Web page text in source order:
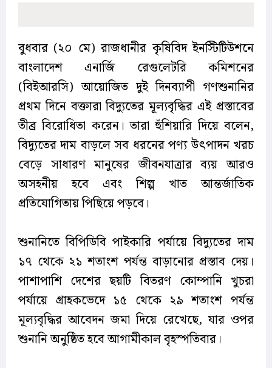
বুধবার (২০ মে) রাজধানীর কৃষিবিদ ইনস্টিটিউশনে
বাংলাদেশ এনার্জি রেগুলেটরি কমিশনের
(বিইআরসি) আয়োজিত দুই দিনব্যাপী গণশুনানির
প্রথম দিনে বক্তারা বিদ্যুতের মূল্যবৃদ্ধির এই প্রস্তাবের
তীব্র বিরোধিতা করেন। তারা হুঁশিয়ারি দিয়ে বলেন,
বিদ্যুতের দাম বাড়লে সব ধরনের পণ্য উৎপাদন খরচ
বেড়ে সাধারণ মানুষের জীবনযাত্রার ব্যয় আরও
অসহনীয় হবে এবং শিল্প খাত আন্তর্জাতিক
প্রতিযোগিতায় পিছিয়ে পড়বে।
শুনানিতে বিপিডিবি পাইকারি পর্যায়ে বিদ্যুতের দাম
১৭ থেকে ২১ শতাংশ পর্যন্ত বাড়ানোর প্রস্তাব দেয়।
পাশাপাশি দেশের ছয়টি বিতরণ কোম্পানি খুচরা
পর্যায়ে গ্রাহকভেদে ১৫ থেকে ২৯ শতাংশ পর্যন্ত
মূল্যবৃদ্ধির আবেদন জমা দিয়ে রেখেছে, যার ওপর
শুনানি অনুষ্ঠিত হবে আগামীকাল বৃহস্পতিবার।